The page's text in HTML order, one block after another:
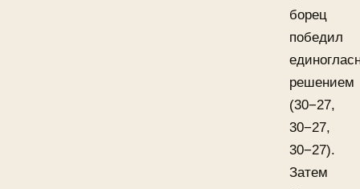
борец
победил
решением
(30−27,
30−27,
30−27).
Затем